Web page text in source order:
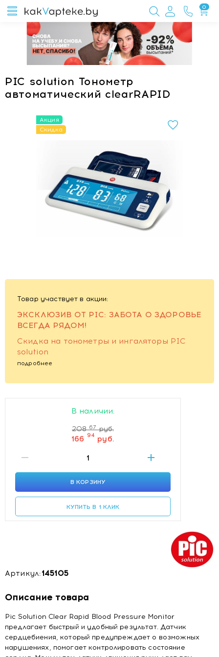
0
PIC solution Тонометр
автоматический clearRAPID
Акция
Скидка
Товар участвует в акции:
ЭКСКЛЮЗИВ ОТ PIC: ЗАБОТА О ЗДОРОВЬЕ
ВСЕГДА РЯДОМ!
Скидка на тонометры и ингаляторы PIC
solution
подробнее
В наличии.
208 67 руб.
166 94 руб.
В КОРЗИНУ
КУПИТЬ В 1 КЛИК
Артикул:145105
Описание товара
Pic Solution Clear Rapid Blood Pressure Monitor
предлагает быстрый и удобный результат. Датчик
сердцебиения, который предупреждает о возможных
нарушениях, помогает контролировать состояние